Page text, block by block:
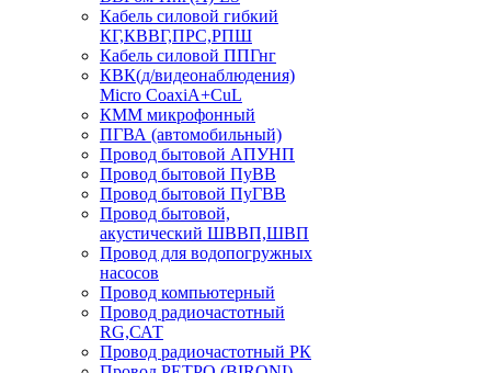
Кабель силовой гибкий
КГ,КВВГ,ПРС,РПШ
Кабель силовой ППГнг
КВК(д/видеонаблюдения)
Micro CoaxiA+CuL
КММ микрофонный
ПГВА (автомобильный)
Провод бытовой АПУНП
Провод бытовой ПуВВ
Провод бытовой ПуГВВ
Провод бытовой,
акустический ШВВП,ШВП
Провод для водопогружных
насосов
Провод компьютерный
Провод радиочастотный
RG,САТ
Провод радиочастотный РК